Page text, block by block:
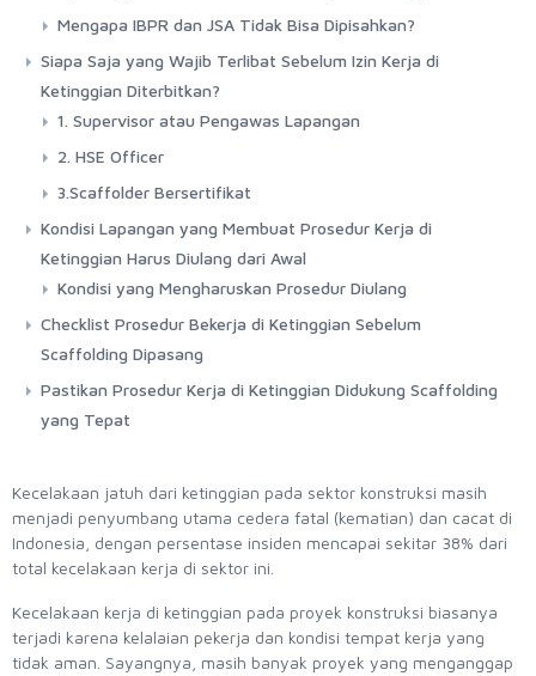
Mengapa IBPR dan JSA Tidak Bisa Dipisahkan?
Siapa Saja yang Wajib Terlibat Sebelum Izin Kerja di
Ketinggian Diterbitkan?
1. Supervisor atau Pengawas Lapangan
2. HSE Officer
3.Scaffolder Bersertifikat
Kondisi Lapangan yang Membuat Prosedur Kerja di
Ketinggian Harus Diulang dari Awal
Kondisi yang Mengharuskan Prosedur Diulang
Checklist Prosedur Bekerja di Ketinggian Sebelum
Scaffolding Dipasang
Pastikan Prosedur Kerja di Ketinggian Didukung Scaffolding
yang Tepat
Kecelakaan jatuh dari ketinggian pada sektor konstruksi masih
menjadi penyumbang utama cedera fatal (kematian) dan cacat di
Indonesia, dengan persentase insiden mencapai sekitar 38% dari
total kecelakaan kerja di sektor ini.
Kecelakaan kerja di ketinggian pada proyek konstruksi biasanya
terjadi karena kelalaian pekerja dan kondisi tempat kerja yang
tidak aman. Sayangnya, masih banyak proyek yang menganggap